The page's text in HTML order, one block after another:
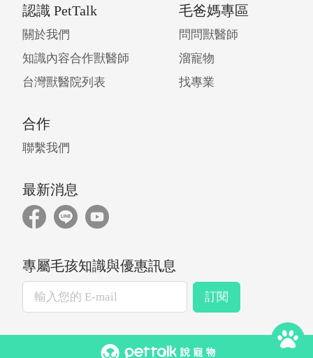
認識 PetTalk
關於我們
知識內容合作獸醫師
台灣獸醫院列表
毛爸媽專區
問問獸醫師
溜寵物
找專業
合作
聯繫我們
最新消息
專屬毛孩知識與優惠訊息
訂閱